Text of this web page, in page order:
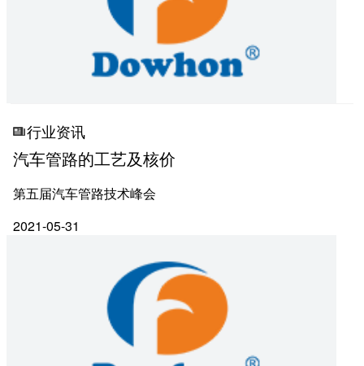
行业资讯
汽车管路的工艺及核价
第五届汽车管路技术峰会
2021-05-31